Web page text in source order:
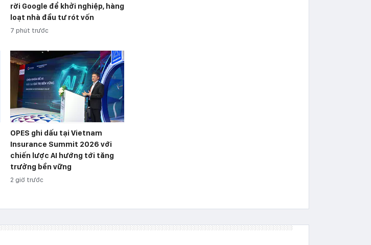
rời Google để khởi nghiệp, hàng
loạt nhà đầu tư rót vốn
7 phút trước
OPES ghi dấu tại Vietnam
Insurance Summit 2026 với
chiến lược AI hướng tới tăng
trưởng bền vững
2 giờ trước